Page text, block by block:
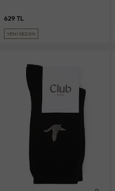
629 TL
YENİ SEZON